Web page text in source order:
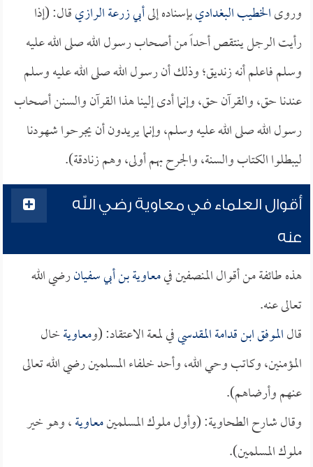
وروىالخطيب البغداديبإسناده إلىأبي زرعة الرازيقال: (إذا
رأيت الرجل ينتقص أحداً من أصحاب رسول الله صلى الله عليه
وسلم فاعلم أنه زنديق؛ وذلك أن رسول الله صلى الله عليه وسلم
عندنا حق، والقرآن حق، وإنما أدى إلينا هذا القرآن والسنن أصحاب
رسول الله صلى الله عليه وسلم، وإنما يريدون أن يجرحوا شهودنا
ليبطلوا الكتاب والسنة، والجرح بهم أولى، وهم زنادقة).
أقوال العلماء في معاوية رضي الله
عنه
هذه طائفة من أقوال المنصفين فيمعاوية بن أبي سفيانرضي الله
تعالى عنه.
قالالموفق ابن قدامة المقدسيفي لمعة الاعتقاد: (ومعاويةخال
المؤمنين، وكاتب وحي الله، وأحد خلفاء المسلمين رضي الله تعالى
عنهم وأرضاهم).
وقال شارح الطحاوية: (وأول ملوك المسلمينمعاوية، وهو خير
ملوك المسلمين).